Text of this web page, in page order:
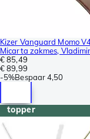
Kizer Vanguard Momo
Micarta zakmes,
€ 85,49
€ 89,99
-5%Bespaar4,50
topper